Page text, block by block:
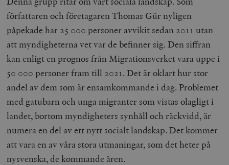
författaren och företagaren Thomas Gür nyligen
påpekade har 25 000 personer avvikit sedan 2011 utan
att myndigheterna vet var de befinner sig. Den siffran
kan enligt en prognos från Migrationsverket vara uppe i
50 000 personer fram till 2021. Det är oklart hur stor
andel av dem som är ensamkommande i dag. Problemet
med gatubarn och unga migranter som vistas olagligt i
landet, bortom myndigheters synhåll och räckvidd, är
numera en del av ett nytt socialt landskap. Det kommer
att vara en av våra stora utmaningar, som det heter på
nysvenska, de kommande åren.